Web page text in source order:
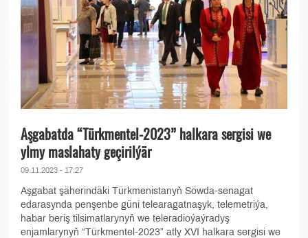
Aşgabatda “Türkmentel-2023” halkara sergisi we
ylmy maslahaty geçirilýär
09.11.2023 - 17:27
Aşgabat şäherindäki Türkmenistanyň Söwda-senagat
edarasynda penşenbe güni telearagatnaşyk, telemetriýa,
habar beriş tilsimatlarynyň we teleradioýaýradyş
enjamlarynyň “Türkmentel-2023” atly XVI halkara sergisi we